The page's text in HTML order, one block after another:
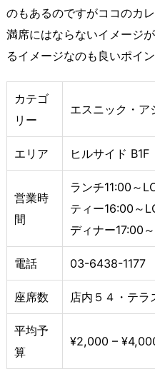
のもあるのですがココのカレ
満席にはならないイメージ
るイメージなのも良いポイン
カテゴ
リー
エスニック・ア
エリア ヒルサイド B1F
営業時
間
ランチ11:00～
ティー16:00～
ディナー17:00
電話 03-6438-1177
座席数 店内５４・テラ
平均予
算
¥2,000 –